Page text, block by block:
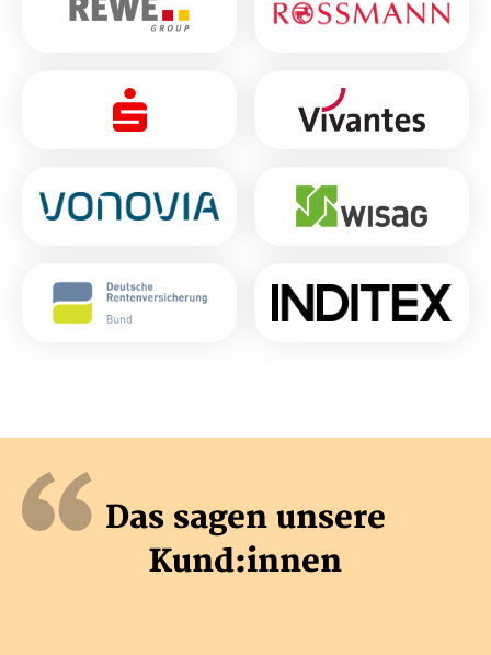
Das sagen unsere
Kund:innen